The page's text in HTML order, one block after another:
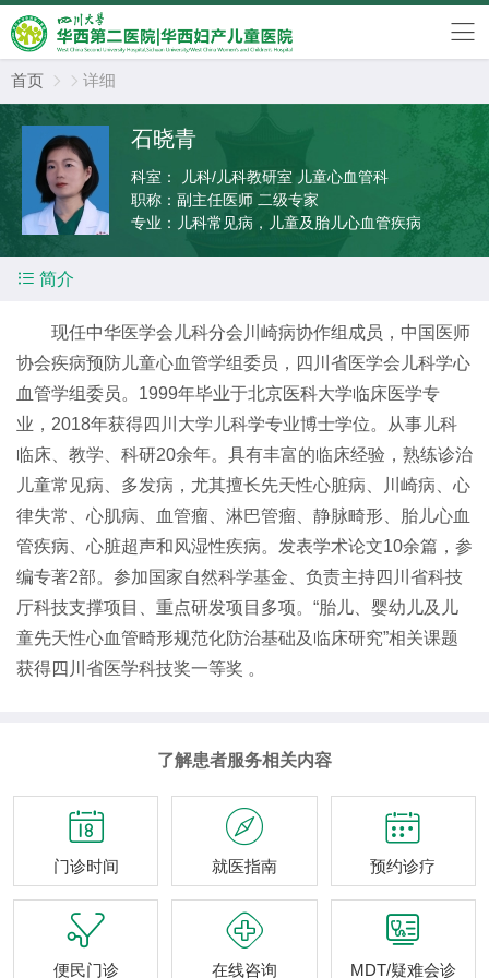
首页   详细
石晓青
科室：
儿科/儿科教研室 儿童心血管科
职称： 副主任医师 二级专家
专业： 儿科常见病，儿童及胎儿心血管疾病
 简介
现任中华医学会儿科分会川崎病协作组成员，中国医师
协会疾病预防儿童心血管学组委员，四川省医学会儿科学心
血管学组委员。1999年毕业于北京医科大学临床医学专
业，2018年获得四川大学儿科学专业博士学位。从事儿科
临床、教学、科研20余年。具有丰富的临床经验，熟练诊治
儿童常见病、多发病，尤其擅长先天性心脏病、川崎病、心
律失常、心肌病、血管瘤、淋巴管瘤、静脉畸形、胎儿心血
管疾病、心脏超声和风湿性疾病。发表学术论文10余篇，参
编专著2部。参加国家自然科学基金、负责主持四川省科技
厅科技支撑项目、重点研发项目多项。“胎儿、婴幼儿及儿
童先天性心血管畸形规范化防治基础及临床研究”相关课题
获得四川省医学科技奖一等奖 。
了解患者服务相关内容

门诊时间

就医指南

预约诊疗

便民门诊

在线咨询

MDT/疑难会诊